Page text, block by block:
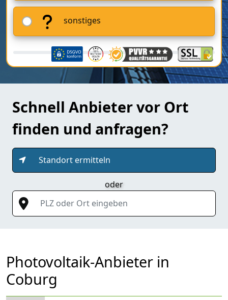
sonstiges
Schnell Anbieter vor Ort
finden und anfragen?
Standort ermitteln
oder
PLZ oder Ort eingeben
Photovoltaik-Anbieter in
Coburg